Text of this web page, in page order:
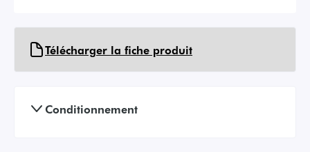
Télécharger la fiche produit
Conditionnement